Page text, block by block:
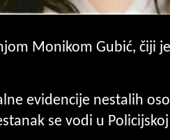
Monikom Gubić, čiji
evidencije nestalih
se vodi u